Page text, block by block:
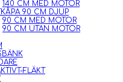
140 CM MED MOTOR
90 CM DJUP
90 CM MED MOTOR
90 CM UTAN MOTOR
FLÄKT